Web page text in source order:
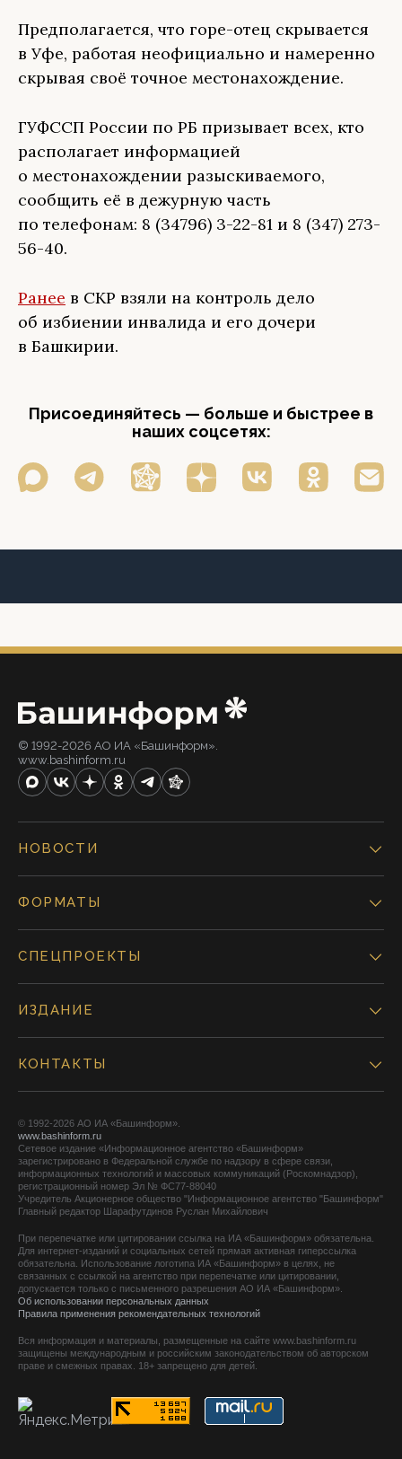
Предполагается, что горе-отец скрывается
в Уфе, работая неофициально и намеренно
скрывая своё точное местонахождение.
ГУФССП России по РБ призывает всех, кто
располагает информацией
о местонахождении разыскиваемого,
сообщить её в дежурную часть
по телефонам: 8 (34796) 3-22-81 и 8 (347) 273-
56-40.
Ранее в СКР взяли на контроль дело
об избиении инвалида и его дочери
в Башкирии.
Присоединяйтесь — больше и быстрее в
наших соцсетях:
© 1992-2026 АО ИА «Башинформ».
www.bashinform.ru
НОВОСТИ
ФОРМАТЫ
СПЕЦПРОЕКТЫ
ИЗДАНИЕ
КОНТАКТЫ
© 1992-2026 АО ИА «Башинформ».
www.bashinform.ru
Сетевое издание «Информационное агентство «Башинформ»
зарегистрировано в Федеральной службе по надзору в сфере связи,
информационных технологий и массовых коммуникаций (Роскомнадзор),
регистрационный номер Эл № ФС77-88040
Учредитель Акционерное общество "Информационное агентство "Башинформ"
Главный редактор Шарафутдинов Руслан Михайлович
При перепечатке или цитировании ссылка на ИА «Башинформ» обязательна.
Для интернет-изданий и социальных сетей прямая активная гиперссылка
обязательна. Использование логотипа ИА «Башинформ» в целях, не
связанных с ссылкой на агентство при перепечатке или цитировании,
допускается только с письменного разрешения АО ИА «Башинформ».
Об использовании персональных данных
Правила применения рекомендательных технологий
Вся информация и материалы, размещенные на сайте www.bashinform.ru
защищены международным и российским законодательством об авторском
праве и смежных правах. 18+ запрещено для детей.